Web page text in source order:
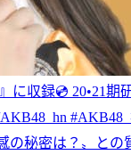
に収録💿 20•21
の秘密は？〟と